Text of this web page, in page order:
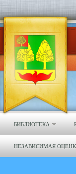
БИБЛИОТЕКА
НЕЗАВИСИМАЯ